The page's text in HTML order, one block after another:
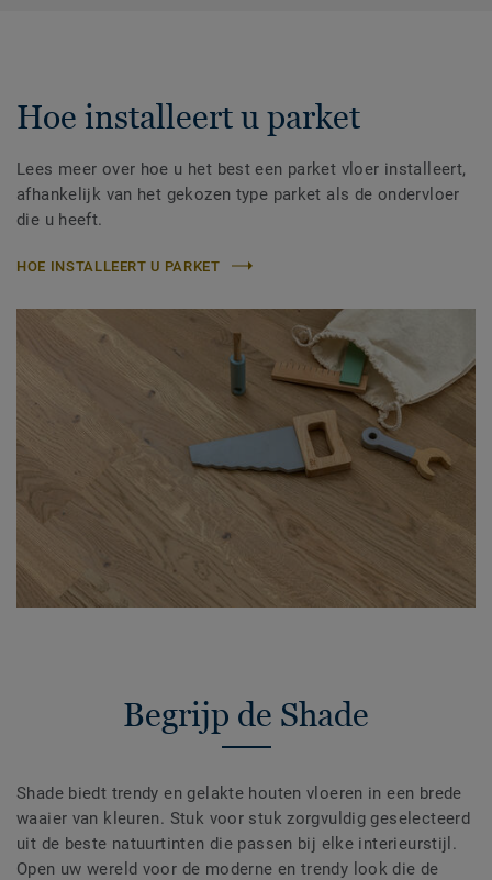
Hoe installeert u parket
Lees meer over hoe u het best een parket vloer installeert,
afhankelijk van het gekozen type parket als de ondervloer
die u heeft.
HOE INSTALLEERT U PARKET
Begrijp de Shade
Shade biedt trendy en gelakte houten vloeren in een brede
waaier van kleuren. Stuk voor stuk zorgvuldig geselecteerd
uit de beste natuurtinten die passen bij elke interieurstijl.
Open uw wereld voor de moderne en trendy look die de